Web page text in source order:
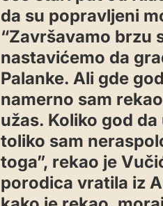
da su popravljeni
“Završavamo brzu
nastavićemo da
Palanke. Ali gde
namerno sam
užas. Koliko god
toliko sam
toga”, rekao je
porodica vratila iz